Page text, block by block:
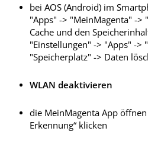
bei AOS (Android) im
"Apps" -> "MeinMagenta" ->
Cache und den
"Einstellungen" -> "Apps" ->
"Speicherplatz" -> Daten
WLAN deaktivieren
die MeinMagenta App
Erkennung“ klicken